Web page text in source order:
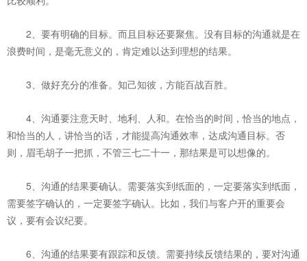
2、要有明确的目标。而且目标还要聚焦。没有目标的沟通就是在
浪费时间，是毫无意义的，肯定难以达到理想的结果。
3、做好充分的准备。知己知彼，方能百战百胜。
4、沟通要注意天时、地利、人和。在恰当的时间，恰当的地点，
和恰当的人，讲恰当的话，才能提高沟通效率，达成沟通目标。否
则，眉毛胡子一把抓，不管三七二十一，那结果是可以想像的。
5、沟通的结果要确认。需要落实到纸面的，一定要落实到纸面，
需要签字确认的，一定要签字确认。比如，我们与客户开的重要会
议，要有会议纪要。
6、沟通的结果要有跟踪和反馈。需要持续反馈结果的，要对沟通